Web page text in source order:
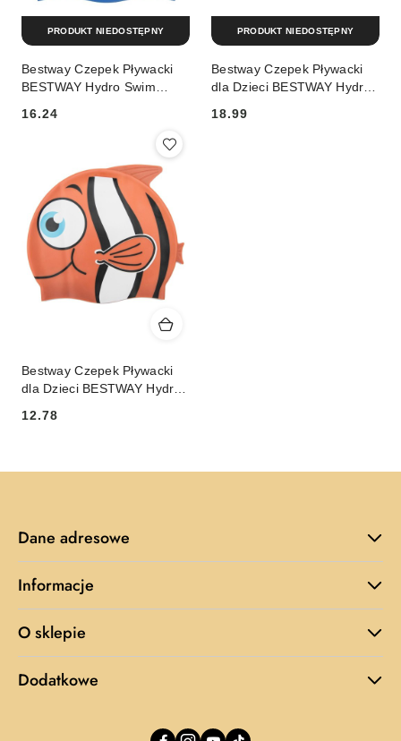
Bestway Czepek Pływacki
BESTWAY Hydro Swim
Cena:
16.24
PRODUKT NIEDOSTĘPNY
Bestway Czepek Pływacki
dla Dzieci BESTWAY Hydro
Cena:
18.99
PRODUKT NIEDOSTĘPNY
Bestway Czepek Pływacki
dla Dzieci BESTWAY Hydro
12.78
Dane adresowe
Informacje
O sklepie
Dodatkowe